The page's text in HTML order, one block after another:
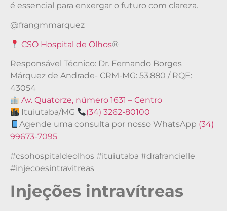
é essencial para enxergar o futuro com clareza.
@frangmmarquez
CSO Hospital de Olhos®
Responsável Técnico: Dr. Fernando Borges
Márquez de Andrade- CRM-MG: 53.880 / RQE:
43054
Av. Quatorze, número 1631 – Centro
Ituiutaba/MG
(34) 3262-80100
Agende uma consulta por nosso WhatsApp (34)
99673-7095
#csohospitaldeolhos #ituiutaba #drafrancielle
#injecoesintravitreas
Injeções intravítreas